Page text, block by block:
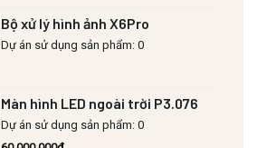
Bộ xử lý hình ảnh X6Pro
Dự án sử dụng sản phẩm: 0
Màn hình LED ngoài trời P3.076
Dự án sử dụng sản phẩm: 0